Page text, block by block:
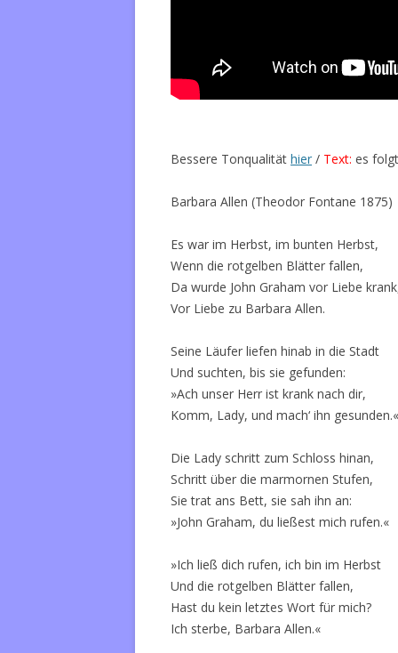
Bessere Tonqualität hier / Text: es
Barbara Allen (Theodor Fontane 1875)
Es war im Herbst, im bunten Herbst,
Wenn die rotgelben Blätter fallen,
Da wurde John Graham vor Liebe
Vor Liebe zu Barbara Allen.
Seine Läufer liefen hinab in die Stadt
Und suchten, bis sie gefunden:
»Ach unser Herr ist krank nach dir,
Komm, Lady, und mach‘ ihn gesunden.«
Die Lady schritt zum Schloss hinan,
Schritt über die marmornen Stufen,
Sie trat ans Bett, sie sah ihn an:
»John Graham, du ließest mich rufen.«
»Ich ließ dich rufen, ich bin im Herbst
Und die rotgelben Blätter fallen,
Hast du kein letztes Wort für mich?
Ich sterbe, Barbara Allen.«